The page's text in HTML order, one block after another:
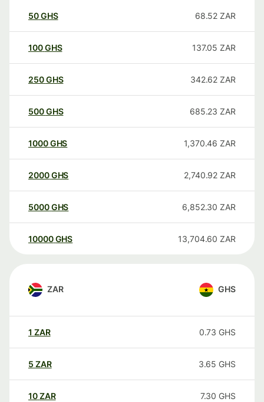
50GHS 68.52 ZAR
100GHS 137.05 ZAR
250GHS 342.62 ZAR
500GHS 685.23 ZAR
1000GHS 1,370.46 ZAR
2000GHS 2,740.92 ZAR
5000GHS 6,852.30 ZAR
10000 GHS 13,704.60 ZAR
ZAR GHS
1 ZAR 0.73 GHS
5 ZAR 3.65 GHS
10ZAR 7.30 GHS